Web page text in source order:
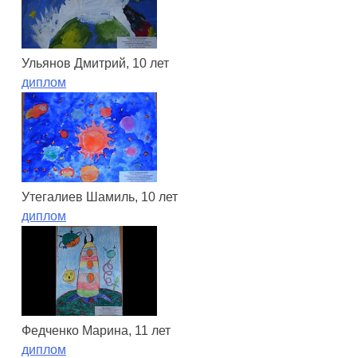
Ульянов Дмитрий, 10 лет
диплом
Утегалиев Шамиль, 10 лет
диплом
Федченко Марина, 11 лет
диплом